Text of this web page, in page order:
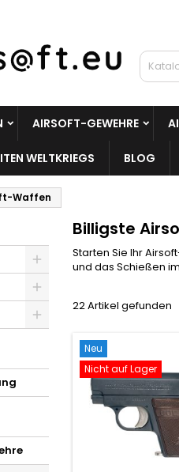
AIRSOFT-GEWEHRE
WELTKRIEGS BLOG
Waffen
Toggle
Toggle
Billigste
Starten Sie Ihr
und das Schießen
22 Artikel gefunden
Neu
Nicht auf Lager